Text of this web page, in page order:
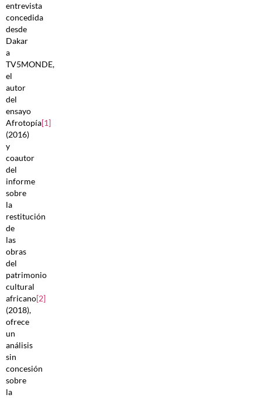
entrevista
concedida
desde
Dakar
a
TV5MONDE,
el
autor
del
ensayo
Afrotopía[1]
(2016)
y
coautor
del
informe
sobre
la
restitución
de
las
obras
del
patrimonio
cultural
africano[2]
(2018),
ofrece
un
análisis
sin
concesión
sobre
la